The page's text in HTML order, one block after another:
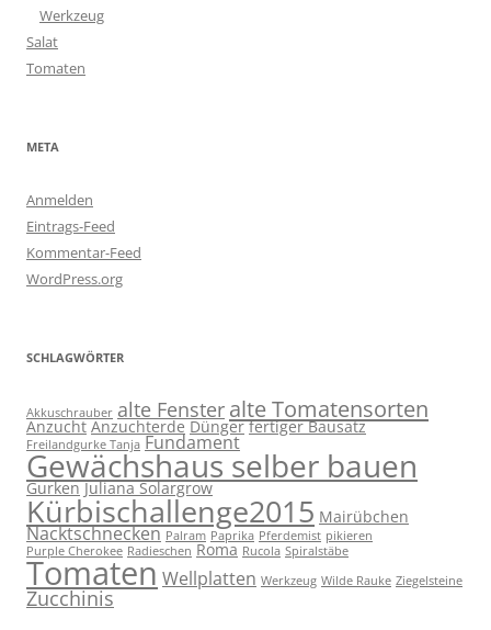
Werkzeug
Salat
Tomaten
META
Anmelden
Eintrags-Feed
Kommentar-Feed
WordPress.org
SCHLAGWÖRTER
Akkuschrauber alte Fenster alte Tomatensorten
Anzucht Anzuchterde Dünger fertiger Bausatz
Freilandgurke Tanja Fundament
Gewächshaus selber bauen
Gurken Juliana Solargrow
Kürbischallenge2015 Mairübchen
Nacktschnecken Palram Paprika Pferdemist pikieren
Purple Cherokee Radieschen Roma Rucola Spiralstäbe
TomatenWellplatten Werkzeug Wilde Rauke Ziegelsteine
Zucchinis